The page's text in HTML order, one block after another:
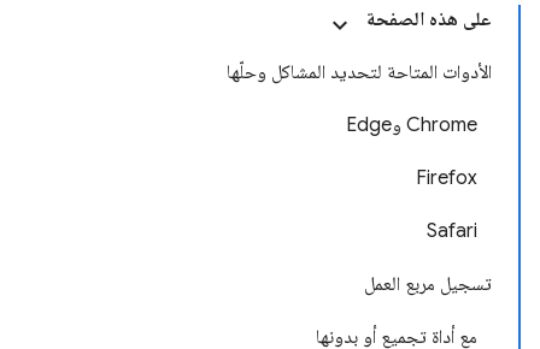
على هذه الصفحة
الأدوات المتاحة لتحديد المشاكل وحلّها
Chrome وEdge
Firefox
Safari
تسجيل مربع العمل
مع أداة تجميع أو بدونها